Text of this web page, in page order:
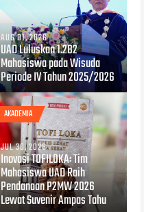
AUG 01, 2026
UAD Luluskan 1.282
Mahasiswa pada Wisuda
Periode IV Tahun 2025/2026
AKADEMIA
JUL 30, 2026
Inovasi TOFILOKA: Tim
Mahasiswa UAD Raih
Pendanaan P2MW 2026
Lewat Suvenir Ampas Tahu